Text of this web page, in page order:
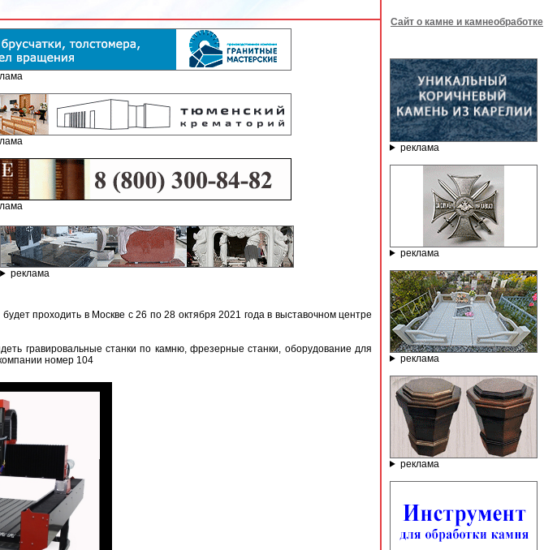
реклама
проходить в Москве с 26 по 28 октября 2021 года в выставочном центре
гравировальные станки по камню, фрезерные станки, оборудование для
номер 104
Сайт о камне и камнеобработке
реклама
реклама
реклама
реклама